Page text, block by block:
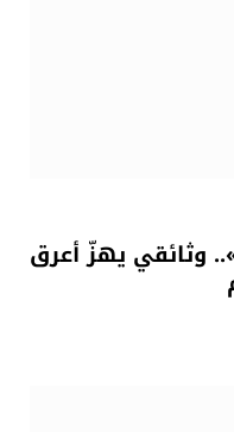
وثائقي يهزّ أعرق